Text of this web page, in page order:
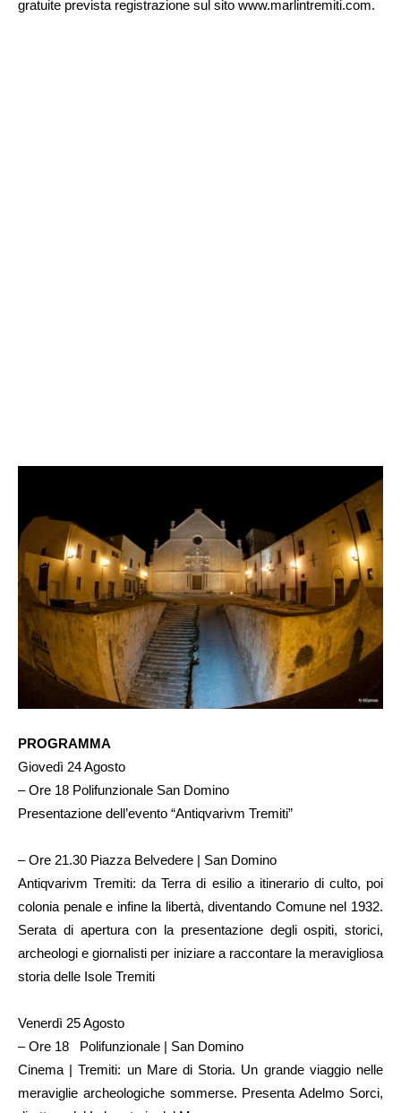
gratuite prevista registrazione sul sito www.marlintremiti.com.
PROGRAMMA
Giovedì 24 Agosto
– Ore 18 Polifunzionale San Domino
Presentazione dell’evento “Antiqvarivm Tremiti”
– Ore 21.30 Piazza Belvedere | San Domino
Antiqvarivm Tremiti: da Terra di esilio a itinerario di culto, poi
colonia penale e infine la libertà, diventando Comune nel 1932.
Serata di apertura con la presentazione degli ospiti, storici,
archeologi e giornalisti per iniziare a raccontare la meravigliosa
storia delle Isole Tremiti
Venerdì 25 Agosto
– Ore 18 Polifunzionale | San Domino
Cinema | Tremiti: un Mare di Storia. Un grande viaggio nelle
meraviglie archeologiche sommerse. Presenta Adelmo Sorci,